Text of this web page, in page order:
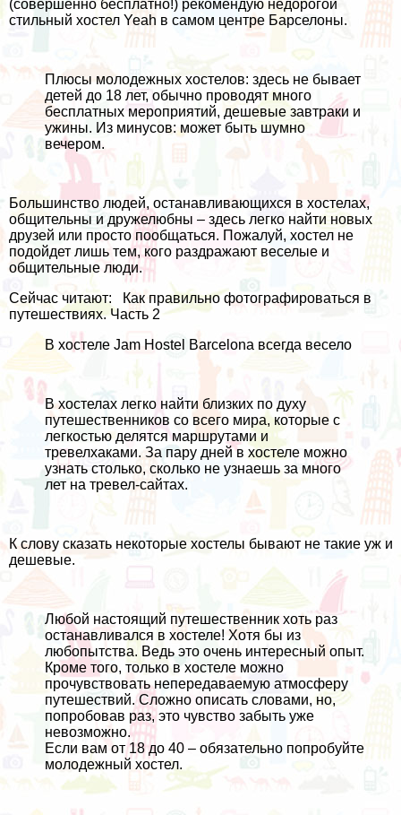
(совершенно бесплатно!) рекомендую недорогой
стильный хостел Yeah в самом центре Барселоны.
Плюсы молодежных хостелов: здесь не бывает
детей до 18 лет, обычно проводят много
бесплатных мероприятий, дешевые завтраки и
ужины. Из минусов: может быть шумно
вечером.
Большинство людей, останавливающихся в хостелах,
общительны и дружелюбны – здесь легко найти новых
друзей или просто пообщаться. Пожалуй, хостел не
подойдет лишь тем, кого раздражают веселые и
общительные люди.
Сейчас читают:
Как правильно фотографироваться в
путешествиях. Часть 2
В хостеле Jam Hostel Barcelona всегда весело
В хостелах легко найти близких по духу
путешественников со всего мира, которые с
легкостью делятся маршрутами и
тревелхаками. За пару дней в хостеле можно
узнать столько, сколько не узнаешь за много
лет на тревел-сайтах.
К слову сказать некоторые хостелы бывают не такие уж и
дешевые.
Любой настоящий путешественник хоть раз
останавливался в хостеле! Хотя бы из
любопытства. Ведь это очень интересный опыт.
Кроме того, только в хостеле можно
прочувствовать непередаваемую атмосферу
путешествий. Сложно описать словами, но,
попробовав раз, это чувство забыть уже
невозможно.
Если вам от 18 до 40 – обязательно попробуйте
молодежный хостел.